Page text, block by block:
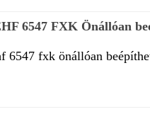
6547 FXK Önállóan
6547 fxk önállóan